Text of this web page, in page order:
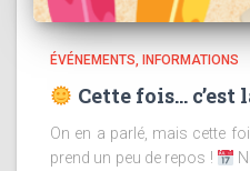
ÉVÉNEMENTS INFORMATIONS
Cette fois… c’est
On en a parlé, mais cette
prend un peu de repos !